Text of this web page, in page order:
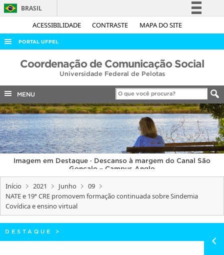
ACESSIBILIDADE CONTRASTE MAPA DO SITE
BRASIL
Simplifique!
Acesso à informação
Legislação
Canais
PORTAL UFPEL
ACESSO À INFORMAÇÃO
COBALTO
CONCURSOS
EDITAIS
INTERNACIONAL
OUVIDORIA
PORTARIAS
TELEFONES
Coordenação de Comunicação Social
Universidade Federal de Pelotas
MENU
Imagem em Destaque · Descanso à margem do Canal São
Gonçalo – Campus Anglo
Início 2021 Junho
09
NATE e 19ª CRE promovem formação continuada sobre Sindemia
Covídica e ensino virtual
DESTAQUE >